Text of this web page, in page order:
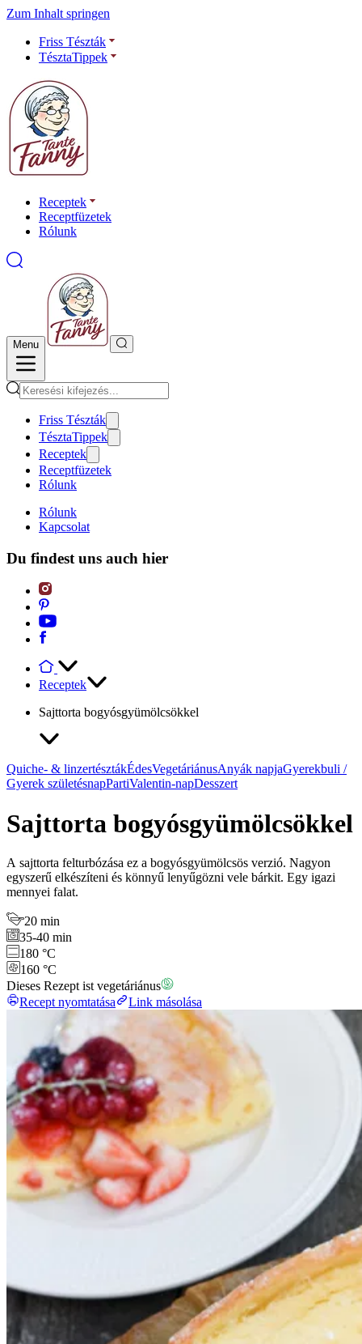
Zum Inhalt springen
Friss Tészták
TésztaTippek
Receptek
Receptfüzetek
Rólunk
Menu
Friss Tészták
TésztaTippek
Receptek
Receptfüzetek
Rólunk
Rólunk
Kapcsolat
Du findest uns auch hier
Receptek
Sajttorta bogyósgyümölcsökkel
Quiche- & linzertésztákÉdesVegetáriánusAnyák napjaGyerekbuli /
Gyerek születésnapPartiValentin-napDesszert
Sajttorta bogyósgyümölcsökkel
A sajttorta felturbózása ez a bogyósgyümölcsös verzió. Nagyon
egyszerű elkészíteni és könnyű lenyűgözni vele bárkit. Egy igazi
mennyei falat.
20 min
35-40 min
180 °C
160 °C
Dieses Rezept ist vegetáriánus
Recept nyomtatása
Link másolása